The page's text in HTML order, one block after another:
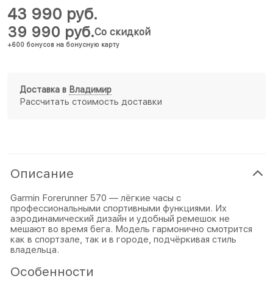
39 990 руб.
+600 бонусов на бонусную карту
Со скидкой
43 990 руб.
Доставка в Владимир
Рассчитать стоимость доставки
Описание
Garmin Forerunner 570 — лёгкие часы с
профессиональными спортивными функциями. Их
аэродинамический дизайн и удобный ремешок не
мешают во время бега. Модель гармонично смотрится
как в спортзале, так и в городе, подчёркивая стиль
владельца.
Особенности